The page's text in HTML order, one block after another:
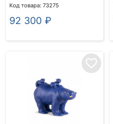
Код товара: 73275
92 300 ₽
favorite_border